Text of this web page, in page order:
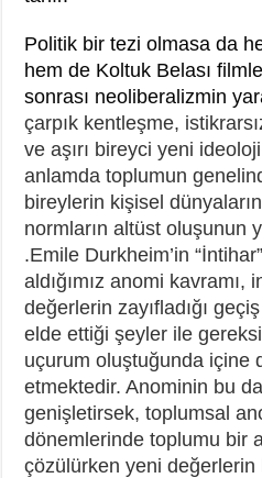
Politik bir tezi olmasa da
hem de Koltuk Belası
sonrası neoliberalizmin
çarpık kentleşme,
ve aşırı bireyci yeni
anlamda toplumun
bireylerin kişisel
normların altüst oluşunun
.Emile Durkheim’in
aldığımız anomi kavramı,
değerlerin zayıfladığı
elde ettiği şeyler ile
uçurum oluştuğunda içine
etmektedir. Anominin bu
genişletirsek, toplumsal
dönemlerinde toplumu bir
çözülürken yeni